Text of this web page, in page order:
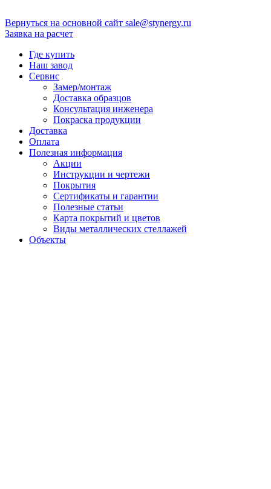
Вернуться на основной сайт sale@stynergy.ru
Заявка на расчет
Где купить
Наш завод
Сервис
Замер/монтаж
Доставка образцов
Консультация инженера
Покраска продукции
Доставка
Оплата
Полезная информация
Акции
Инструкции и чертежи
Покрытия
Сертификаты и гарантии
Полезные статьи
Карта покрытий и цветов
Виды металлических стеллажей
Объекты